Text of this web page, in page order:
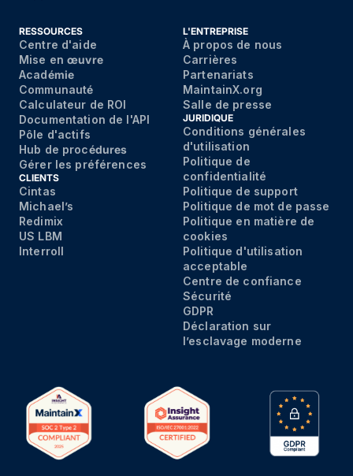
RESSOURCES
Centre d'aide
Mise enœuvre
Académie
Communauté
Calculateur de ROI
Documentation de l'API
Pôle d'actifs
Hub de procédures
Gérer les préférences
CLIENTS
Cintas
Michael’s
Redimix
US LBM
Interroll
L'ENTREPRISE
À propos de nous
Carrières
Partenariats
MaintainX.org
Salle de presse
JURIDIQUE
Conditions générales
d'utilisation
Politique de
confidentialité
Politique de support
Politique de mot de passe
Politique en matière de
cookies
Politique d'utilisation
acceptable
Centre de confiance
Sécurité
GDPR
Déclaration sur
l’esclavage moderne